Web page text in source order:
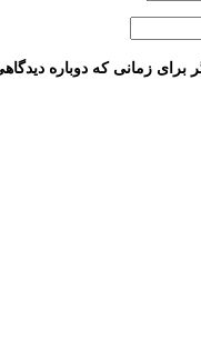
برای زمانی که دوباره